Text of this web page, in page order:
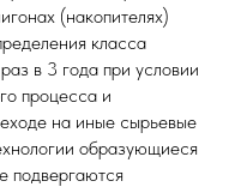
(накопителях)
класса
в 3 года при условии
процесса и
на иные сырьевые
образующиеся
подвергаются